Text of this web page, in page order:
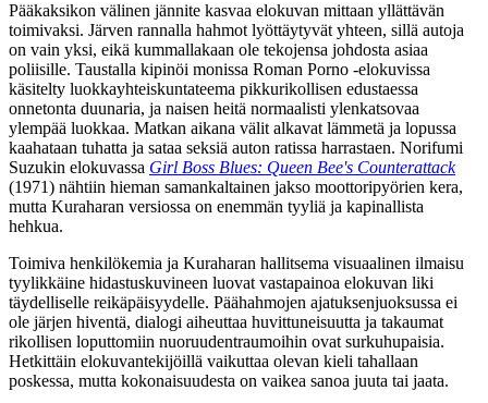
Pääkaksikon välinen jännite kasvaa elokuvan mittaan yllättävän
toimivaksi. Järven rannalla hahmot lyöttäytyvät yhteen, sillä autoja
on vain yksi, eikä kummallakaan ole tekojensa johdosta asiaa
poliisille. Taustalla kipinöi monissa Roman Porno ‑elokuvissa
käsitelty luokkayhteiskuntateema pikkurikollisen edustaessa
onnetonta duunaria, ja naisen heitä normaalisti ylenkatsovaa
ylempää luokkaa. Matkan aikana välit alkavat lämmetä ja lopussa
kaahataan tuhatta ja sataa seksiä auton ratissa harrastaen. Norifumi
Suzukin elokuvassa Girl Boss Blues: Queen Bee's Counterattack
(1971) nähtiin hieman samankaltainen jakso moottoripyörien kera,
mutta Kuraharan versiossa on enemmän tyyliä ja kapinallista
hehkua.
Toimiva henkilökemia ja Kuraharan hallitsema visuaalinen ilmaisu
tyylikkäine hidastuskuvineen luovat vastapainoa elokuvan liki
täydelliselle reikäpäisyydelle. Päähahmojen ajatuksenjuoksussa ei
ole järjen hiventä, dialogi aiheuttaa huvittuneisuutta ja takaumat
rikollisen loputtomiin nuoruudentraumoihin ovat surkuhupaisia.
Hetkittäin elokuvantekijöillä vaikuttaa olevan kieli tahallaan
poskessa, mutta kokonaisuudesta on vaikea sanoa juuta tai jaata.